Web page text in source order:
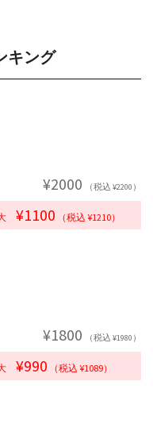
キング
¥2000 （税込 ¥2200）
¥1100 （税込 ¥1210）
¥1800 （税込 ¥1980）
¥990 （税込 ¥1089）